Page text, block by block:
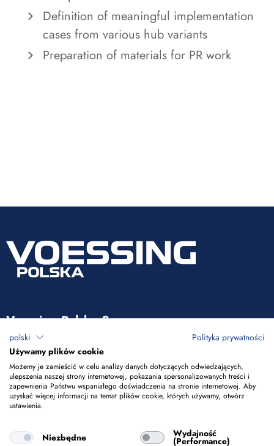
Definition of meaningful implementation
cases from various hub variants
Preparation of materials for PR work
Voessing Polska Sp. z o.o.
ul. Tadeusza Kościuszki 53
85-079 Bydgoszcz
+48 52 365 50 10
info@voessing.pl
polski
Polityka prywatności
Używamy plików cookie
Możemy je zamieścić w celu analizy danych dotyczących odwiedzających,
ulepszenia naszej strony internetowej, pokazania spersonalizowanych treści i
zapewnienia Państwu wspaniałego doświadczenia na stronie internetowej. Aby
uzyskać więcej informacji na temat plików cookie, których używamy, otwórz
ustawienia.
Niezbędne Wydajność
(Performance)